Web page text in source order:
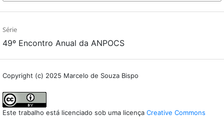
Série
49º Encontro Anual da ANPOCS
Copyright (c) 2025 Marcelo de Souza Bispo
Este trabalho está licenciado sob uma licença Creative Commons